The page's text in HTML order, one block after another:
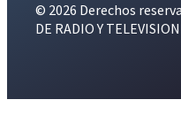
© 2026 Derechos
DE RADIO Y